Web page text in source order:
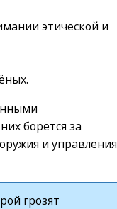
этической и
борется за
и управления
грозят